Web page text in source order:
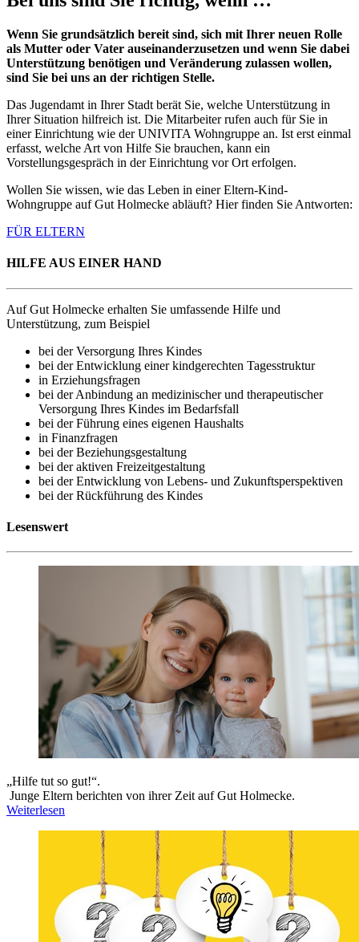
Wenn Sie grundsätzlich bereit sind, sich mit Ihrer neuen Rolle
als Mutter oder Vater auseinanderzusetzen und wenn Sie dabei
Unterstützung benötigen und Veränderung zulassen wollen,
sind Sie bei uns an der richtigen Stelle.
Das Jugendamt in Ihrer Stadt berät Sie, welche Unterstützung in
Ihrer Situation hilfreich ist. Die Mitarbeiter rufen auch für Sie in
einer Einrichtung wie der UNIVITA Wohngruppe an. Ist erst einmal
erfasst, welche Art von Hilfe Sie brauchen, kann ein
Vorstellungsgespräch in der Einrichtung vor Ort erfolgen.
Wollen Sie wissen, wie das Leben in einer Eltern-Kind-
Wohngruppe auf Gut Holmecke abläuft? Hier finden Sie Antworten:
FÜR ELTERN
HILFE AUS EINER HAND
Auf Gut Holmecke erhalten Sie umfassende Hilfe und
Unterstützung, zum Beispiel
bei der Versorgung Ihres Kindes
bei der Entwicklung einer kindgerechten Tagesstruktur
in Erziehungsfragen
bei der Anbindung an medizinischer und therapeutischer
Versorgung Ihres Kindes im Bedarfsfall
bei der Führung eines eigenen Haushalts
in Finanzfragen
bei der Beziehungsgestaltung
bei der aktiven Freizeitgestaltung
bei der Entwicklung von Lebens- und Zukunftsperspektiven
bei der Rückführung des Kindes
Lesenswert
„Hilfe tut so gut!“.
Junge Eltern berichten von ihrer Zeit auf Gut Holmecke.
Weiterlesen